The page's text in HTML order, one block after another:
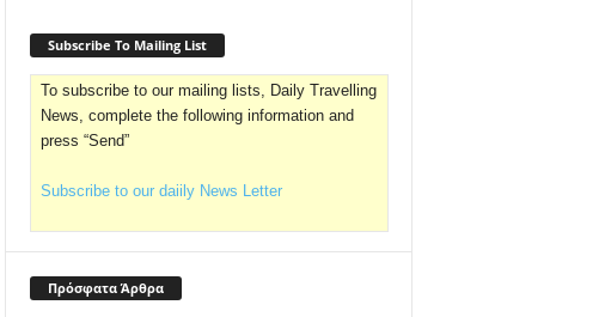
Subscribe To Mailing List
To subscribe to our mailing lists, Daily Travelling
News, complete the following information and
press “Send”
Subscribe to our daiily News Letter
Πρόσφατα Άρθρα